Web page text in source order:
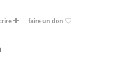
faire un don